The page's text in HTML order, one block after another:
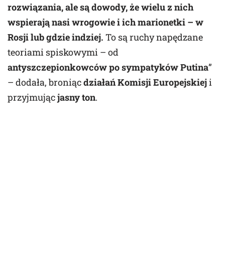
rozwiązania, ale są dowody, że wielu z nich
wspierają nasi wrogowie i ich marionetki – w
Rosji lub gdzie indziej. To są ruchy napędzane
teoriami spiskowymi – od
antyszczepionkowców po sympatyków Putina”
– dodała, broniącdziałań Komisji Europejskieji
przyjmującjasny ton.